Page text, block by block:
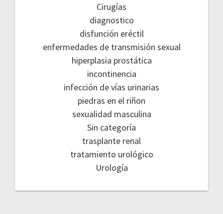
Cirugías
diagnostico
disfunción eréctil
enfermedades de transmisión sexual
hiperplasia prostática
incontinencia
infección de vías urinarias
piedras en el riñon
sexualidad masculina
Sin categoría
trasplante renal
tratamiento urológico
Urología